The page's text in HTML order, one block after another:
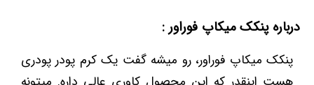
درباره پنکک میکاپ فوراور :
پنکک میکاپ فوراور، رو میشه گفت یک کرم پودر پودری